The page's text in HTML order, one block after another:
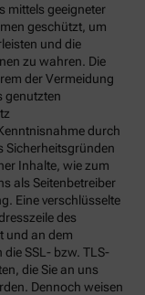
mittels geeigneter
geschützt, um
und die
zu wahren. Die
der Vermeidung
genutzten
durch
Sicherheitsgründen
Inhalte, wie zum
als Seitenbetreiber
Eine verschlüsselte
des
und an dem
SSL- bzw. TLS-
die Sie an uns
Dennoch weisen